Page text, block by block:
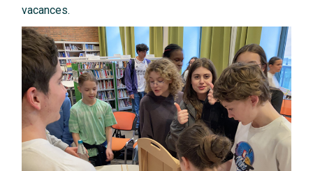
vacances.